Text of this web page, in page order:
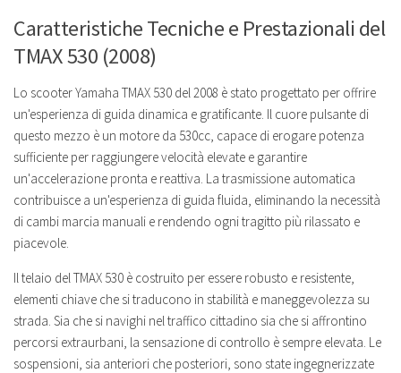
Caratteristiche Tecniche e Prestazionali del
TMAX 530 (2008)
Lo scooter Yamaha TMAX 530 del 2008 è stato progettato per offrire
un'esperienza di guida dinamica e gratificante. Il cuore pulsante di
questo mezzo è un motore da 530cc, capace di erogare potenza
sufficiente per raggiungere velocità elevate e garantire
un'accelerazione pronta e reattiva. La trasmissione automatica
contribuisce a un'esperienza di guida fluida, eliminando la necessità
di cambi marcia manuali e rendendo ogni tragitto più rilassato e
piacevole.
Il telaio del TMAX 530 è costruito per essere robusto e resistente,
elementi chiave che si traducono in stabilità e maneggevolezza su
strada. Sia che si navighi nel traffico cittadino sia che si affrontino
percorsi extraurbani, la sensazione di controllo è sempre elevata. Le
sospensioni, sia anteriori che posteriori, sono state ingegnerizzate